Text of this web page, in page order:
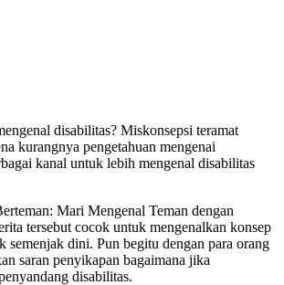
disabilitas? Miskonsepsi teramat
kurangnya pengetahuan mengenai
kanal untuk lebih mengenal disabilitas
Mari Mengenal Teman dengan
tersebut cocok untuk mengenalkan konsep
semenjak dini. Pun begitu dengan para orang
saran penyikapan bagaimana jika
disabilitas.